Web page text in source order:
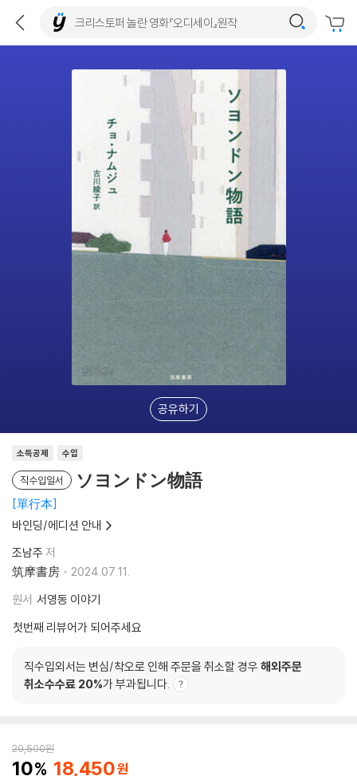
공유하기
소득공제 수입
직수입일서 ソヨンドン物語
單行本
바인딩/에디션 안내
조남주 저
筑摩書房
2024.07.11.
원서 서영동 이야기
첫번째 리뷰어가 되어주세요
직수입외서는 변심/착오로 인해 주문을 취소할 경우 해외주문
취소수수료 20%가 부과됩니다.
20,500원
10 18,450